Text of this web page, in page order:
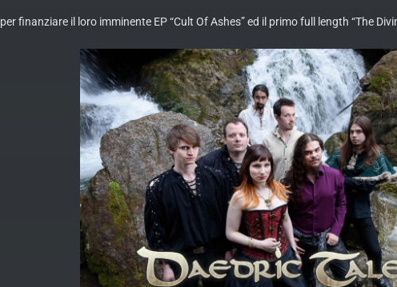
per finanziare il loro imminente EP “Cult Of Ashes” ed il primo full length “The